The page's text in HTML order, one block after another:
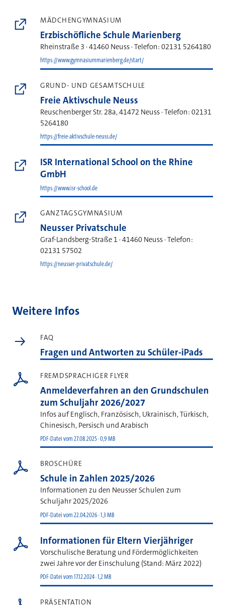
MÄDCHENGYMNASIUM
Erzbischöfliche Schule Marienberg
Rheinstraße 3 · 41460 Neuss · Telefon: 02131 5264180
https://www.gymnasiummarienberg.de/start/
GRUND- UND GESAMTSCHULE
Freie Aktivschule Neuss
Reuschenberger Str. 28a, 41472 Neuss · Telefon: 02131
5264180
https://freie-aktivschule-neuss.de/
ISR International School on the Rhine
GmbH
https://www.isr-school.de
GANZTAGSGYMNASIUM
Neusser Privatschule
Graf-Landsberg-Straße 1 · 41460 Neuss · Telefon:
02131 57502
https://neusser-privatschule.de/
Weitere Infos
FAQ
Fragen und Antworten zu Schüler-iPads
FREMDSPRACHIGER FLYER
Anmeldeverfahren an den Grundschulen
zum Schuljahr 2026/2027
Infos auf Englisch, Französisch, Ukrainisch, Türkisch,
Chinesisch, Persisch und Arabisch
PDF-Datei vom 27.08.2025 · 0,9 MB
BROSCHÜRE
Schule in Zahlen 2025/2026
Informationen zu den Neusser Schulen zum
Schuljahr 2025/2026
PDF-Datei vom 22.04.2026 · 1,3 MB
Informationen für Eltern Vierjähriger
Vorschulische Beratung und Fördermöglichkeiten
zwei Jahre vor der Einschulung (Stand: März 2022)
PDF-Datei vom 17.12.2024 · 1,2 MB
PRÄSENTATION